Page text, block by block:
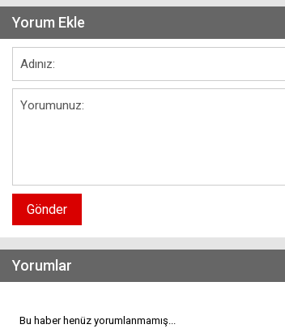
Yorum Ekle
Gönder
Yorumlar
Bu haber henüz yorumlanmamış...